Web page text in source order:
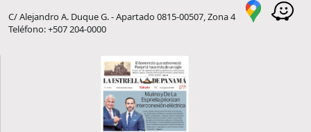
C/ Alejandro A. Duque G. - Apartado 0815-00507, Zona 4
Teléfono: +507 204-0000